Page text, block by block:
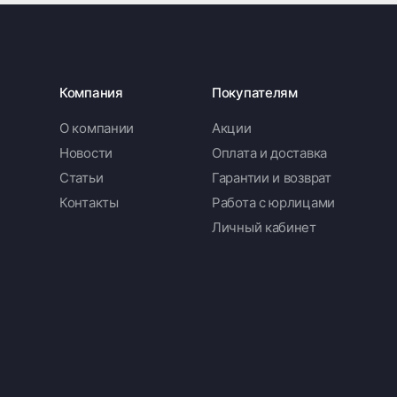
Компания
О компании
Новости
Статьи
Контакты
Покупателям
Акции
Оплата и доставка
Гарантии и возврат
Работа с юрлицами
Личный кабинет